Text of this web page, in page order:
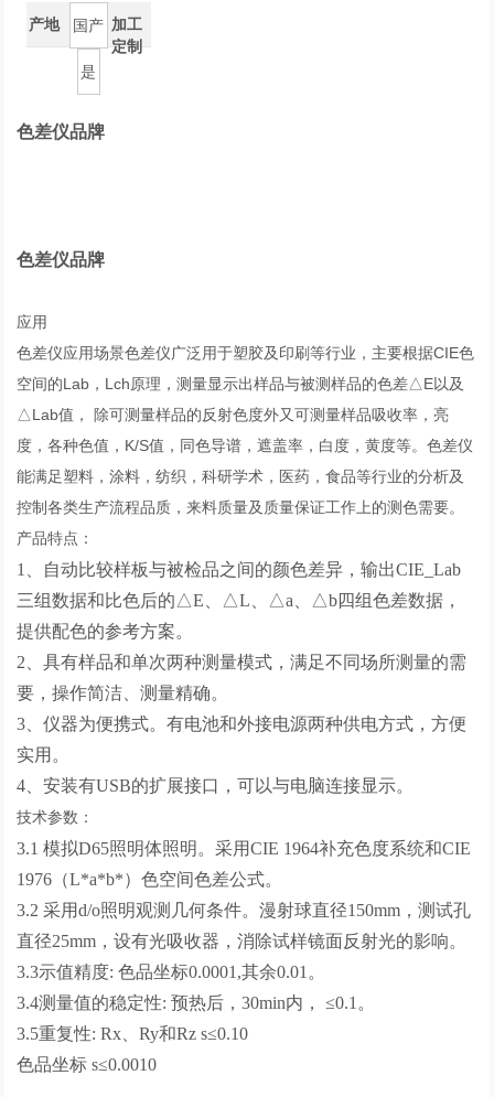
产地 国产 加工
定制
是
色差仪品牌
色差仪品牌
应用
色差仪应用场景色差仪广泛用于塑胶及印刷等行业，主要根据CIE色
空间的Lab，Lch原理，测量显示出样品与被测样品的色差△E以及
△Lab值， 除可测量样品的反射色度外又可测量样品吸收率，亮
度，各种色值，K/S值，同色导谱，遮盖率，白度，黄度等。色差仪
能满足塑料，涂料，纺织，科研学术，医药，食品等行业的分析及
控制各类生产流程品质，来料质量及质量保证工作上的测色需要。
产品特点：
1、自动比较样板与被检品之间的颜色差异，输出CIE_Lab
三组数据和比色后的△E、△L、△a、△b四组色差数据，
提供配色的参考方案。
2、具有样品和单次两种测量模式，满足不同场所测量的需
要，操作简洁、测量精确。
3、仪器为便携式。有电池和外接电源两种供电方式，方便
实用。
4、安装有USB的扩展接口，可以与电脑连接显示。
技术参数：
3.1 模拟D65照明体照明。采用CIE 1964补充色度系统和CIE
1976（L*a*b*）色空间色差公式。
3.2 采用d/o照明观测几何条件。漫射球直径150mm，测试孔
直径25mm，设有光吸收器，消除试样镜面反射光的影响。
3.3示值精度: 色品坐标0.0001,其余0.01。
3.4测量值的稳定性: 预热后，30min内， ≤0.1。
3.5重复性: Rx、Ry和Rz s≤0.10
色品坐标 s≤0.0010